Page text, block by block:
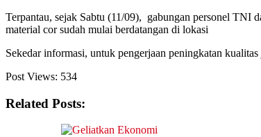
Terpantau, sejak Sabtu (11/09), gabungan personel TNI
material cor sudah mulai berdatangan di lokasi
Sekedar informasi, untuk pengerjaan peningkatan
Post Views: 534
Related Posts: